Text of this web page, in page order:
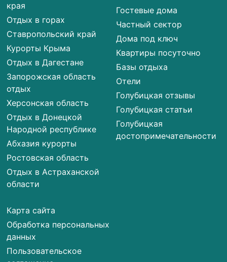
края
Отдых в горах
Ставропольский край
Курорты Крыма
Отдых в Дагестане
Запорожская область
отдых
Херсонская область
Отдых в Донецкой
Народной республике
Абхазия курорты
Ростовская область
Отдых в Астраханской
области
Карта сайта
Обработка персональных
данных
Пользовательское
Гостевые дома
Частный сектор
Дома под ключ
Квартиры посуточно
Базы отдыха
Отели
Голубицкая отзывы
Голубицкая статьи
Голубицкая
достопримечательности